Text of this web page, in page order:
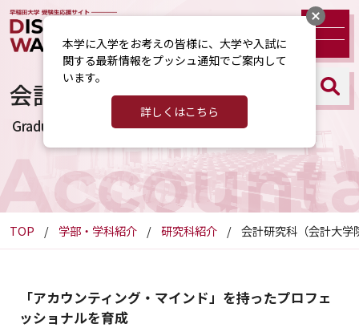
会計研究科（会計大学院）
Graduate School of Accountancy
TOP 学部・学科紹介 研究科紹介 会計研究科（会計大学
「アカウンティング・マインド」を持ったプロフェ
ッショナルを育成
本学に入学をお考えの皆様に、大学や入試に
関する最新情報をプッシュ通知でご案内して
います。
詳しくはこちら